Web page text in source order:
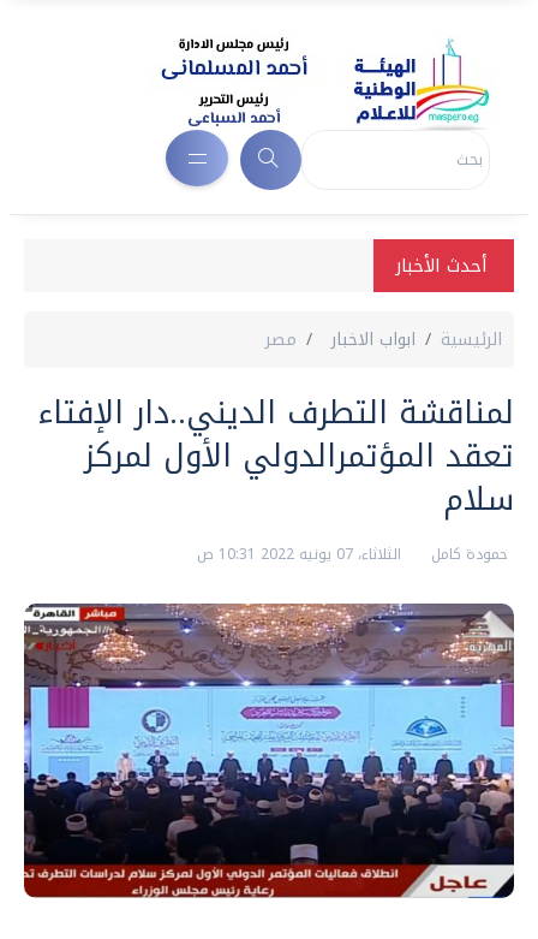
أحدث الأخبار
الرئيسية ابواب الاخبار مصر
لمناقشة التطرف الديني..دار الإفتاء
تعقد المؤتمرالدولي الأول لمركز
سلام
حمودة كامل الثلاثاء، 07 يونيه 2022 10:31 ص